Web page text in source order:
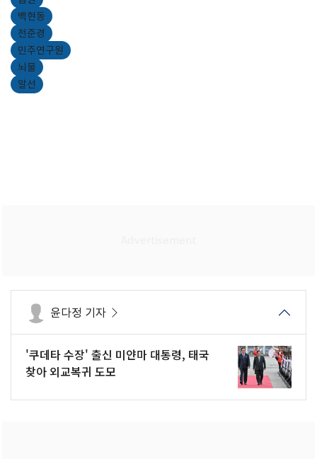
백현동
전준경
민주연구원
뇌물
알선
윤다정 기자
'쿠데타 수장' 출신 미얀마 대통령, 태국
찾아 외교복귀 도모